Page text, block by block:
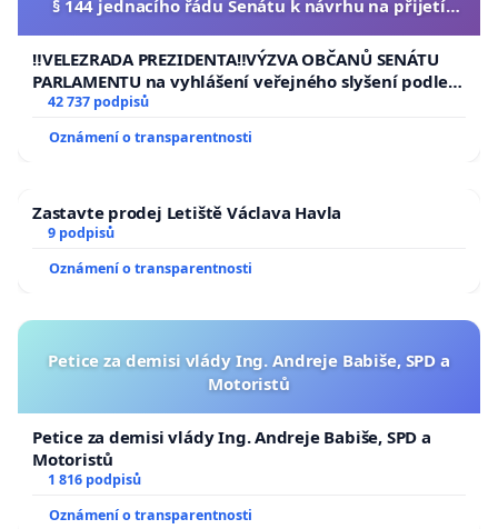
§ 144 jednacího řádu Senátu k návrhu na přijetí
republiky
‼️VELEZRADA PREZIDENTA‼️VÝZVA OBČANŮ SENÁTU
PARLAMENTU na vyhlášení veřejného slyšení podle §
144 jednacího řádu Senátu k návrhu na přijetí
republiky
42 737 podpisů
Oznámení o transparentnosti
Zastavte prodej Letiště Václava Havla
9 podpisů
Oznámení o transparentnosti
Petice za demisi vlády Ing. Andreje Babiše, SPD a
Motoristů
Petice za demisi vlády Ing. Andreje Babiše, SPD a
Motoristů
1 816 podpisů
Oznámení o transparentnosti